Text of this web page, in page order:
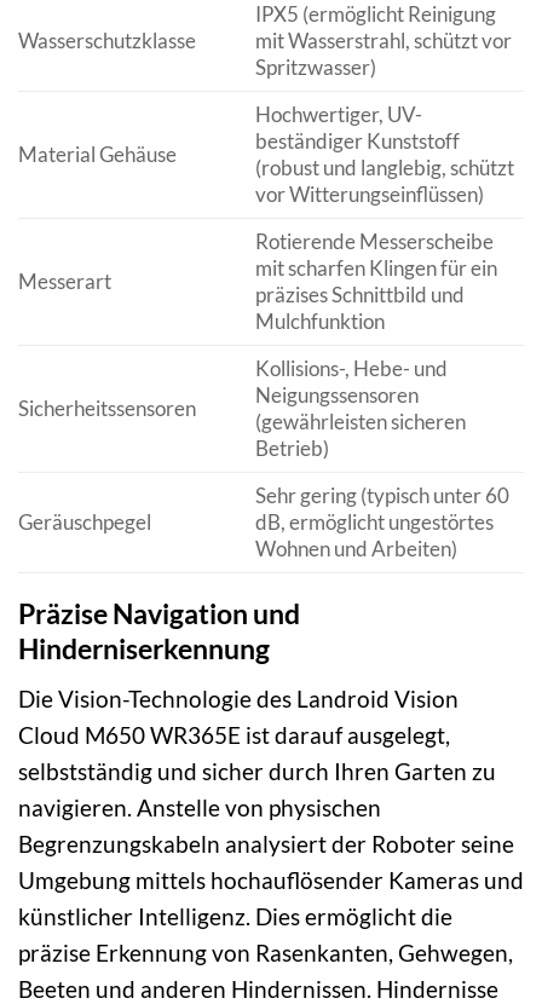
Wasserschutzklasse
IPX5 (ermöglicht Reinigung
mit Wasserstrahl, schützt vor
Spritzwasser)
Material Gehäuse
Hochwertiger, UV-
beständiger Kunststoff
(robust und langlebig, schützt
vor Witterungseinflüssen)
Messerart
Rotierende Messerscheibe
mit scharfen Klingen für ein
präzises Schnittbild und
Mulchfunktion
Sicherheitssensoren
Kollisions-, Hebe- und
Neigungssensoren
(gewährleisten sicheren
Betrieb)
Geräuschpegel
Sehr gering (typisch unter 60
dB, ermöglicht ungestörtes
Wohnen und Arbeiten)
Präzise Navigation und
Hinderniserkennung
Die Vision-Technologie des Landroid Vision
Cloud M650 WR365E ist darauf ausgelegt,
selbstständig und sicher durch Ihren Garten zu
navigieren. Anstelle von physischen
Begrenzungskabeln analysiert der Roboter seine
Umgebung mittels hochauflösender Kameras und
künstlicher Intelligenz. Dies ermöglicht die
präzise Erkennung von Rasenkanten, Gehwegen,
Beeten und anderen Hindernissen. Hindernisse